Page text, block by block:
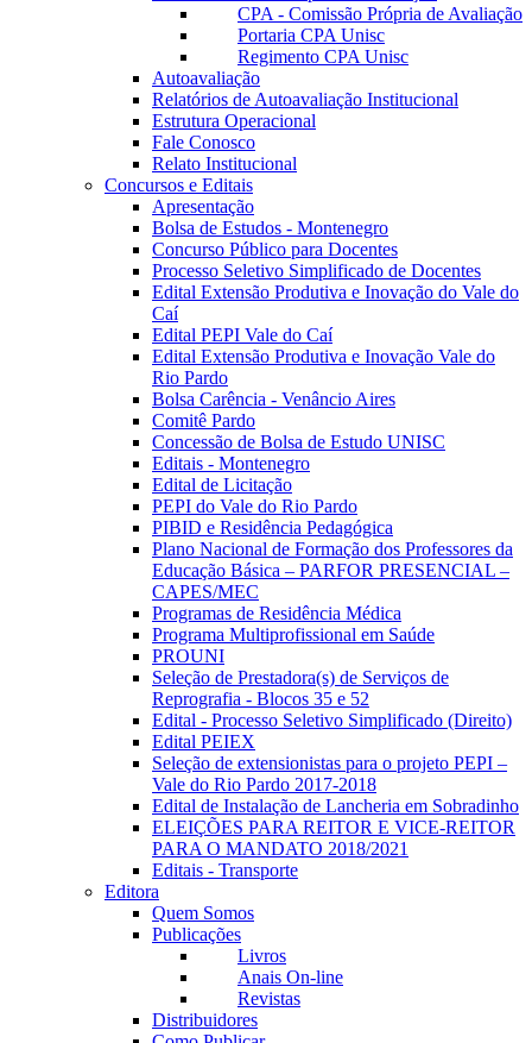
CPA - Comissão Própria de Avaliação
Portaria CPA Unisc
Regimento CPA Unisc
Autoavaliação
Relatórios de Autoavaliação Institucional
Estrutura Operacional
Fale Conosco
Relato Institucional
Concursos e Editais
Apresentação
Bolsa de Estudos - Montenegro
Concurso Público para Docentes
Processo Seletivo Simplificado de Docentes
Edital Extensão Produtiva e Inovação do Vale do
Caí
Edital PEPI Vale do Caí
Edital Extensão Produtiva e Inovação Vale do
Rio Pardo
Bolsa Carência - Venâncio Aires
Comitê Pardo
Concessão de Bolsa de Estudo UNISC
Editais - Montenegro
Edital de Licitação
PEPI do Vale do Rio Pardo
PIBID e Residência Pedagógica
Plano Nacional de Formação dos Professores da
Educação Básica – PARFOR PRESENCIAL –
CAPES/MEC
Programas de Residência Médica
Programa Multiprofissional em Saúde
PROUNI
Seleção de Prestadora(s) de Serviços de
Reprografia - Blocos 35 e 52
Edital - Processo Seletivo Simplificado (Direito)
Edital PEIEX
Seleção de extensionistas para o projeto PEPI –
Vale do Rio Pardo 2017-2018
Edital de Instalação de Lancheria em Sobradinho
ELEIÇÕES PARA REITOR E VICE-REITOR
PARA O MANDATO 2018/2021
Editais - Transporte
Editora
Quem Somos
Publicações
Livros
Anais On-line
Revistas
Distribuidores